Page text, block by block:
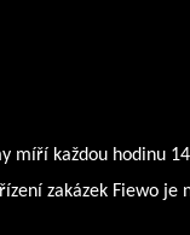
míří každou hodinu
zakázek Fiewo je